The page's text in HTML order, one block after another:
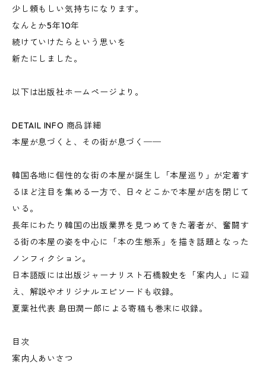
少し頼もしい気持ちになります。
なんとか5年10年
続けていけたらという思いを
新たにしました。
以下は出版社ホームページより。
DETAIL INFO 商品詳細
本屋が息づくと、その街が息づく──
韓国各地に個性的な街の本屋が誕生し「本屋巡り」が定着す
るほど注目を集める一方で、日々どこかで本屋が店を閉じて
いる。
長年にわたり韓国の出版業界を見つめてきた著者が、奮闘す
る街の本屋の姿を中心に「本の生態系」を描き話題となった
ノンフィクション。
日本語版には出版ジャーナリスト石橋毅史を「案内人」に迎
え、解説やオリジナルエピソードも収録。
夏葉社代表 島田潤一郎による寄稿も巻末に収録。
目次
案内人あいさつ